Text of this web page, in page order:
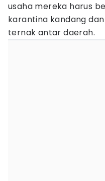
usaha mereka harus
karantina kandang
ternak antar daerah.